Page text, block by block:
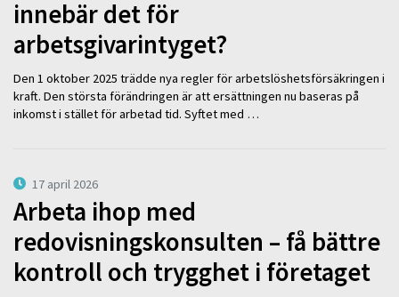
innebär det för
arbetsgivarintyget?
Den 1 oktober 2025 trädde nya regler för arbetslöshetsförsäkringen i
kraft. Den största förändringen är att ersättningen nu baseras på
inkomst i stället för arbetad tid. Syftet med …
17 april 2026
Arbeta ihop med
redovisningskonsulten – få bättre
kontroll och trygghet i företaget